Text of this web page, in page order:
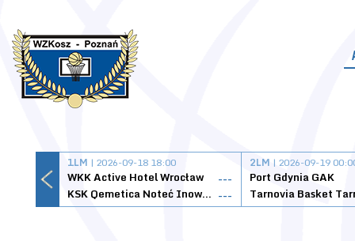
1LM | 2026-09-18 18:00
WKK Active Hotel Wrocław
---
KSK Qemetica Noteć Inowrocław ---
2LM | 2026-09-19
Port Gdynia GAK